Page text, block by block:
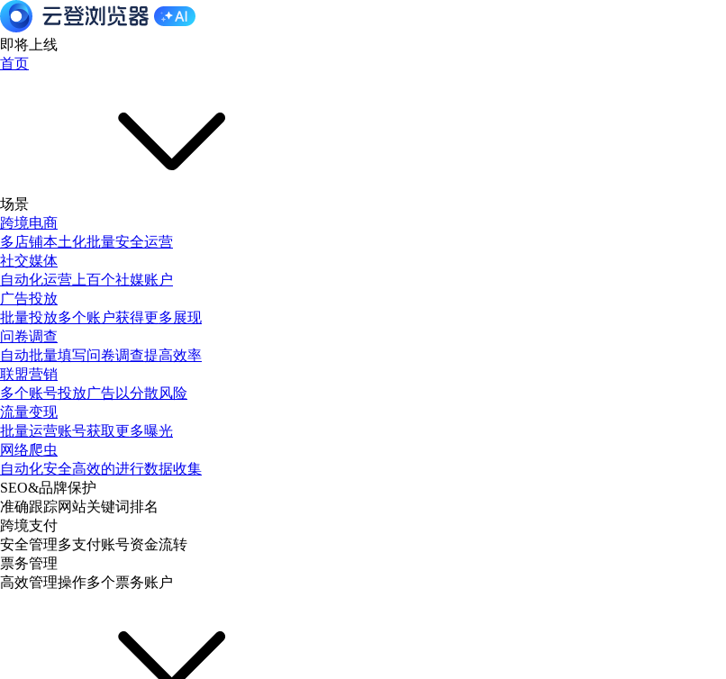
即将上线
首页
场景
跨境电商
多店铺本土化批量安全运营
社交媒体
自动化运营上百个社媒账户
广告投放
批量投放多个账户获得更多展现
问卷调查
自动批量填写问卷调查提高效率
联盟营销
多个账号投放广告以分散风险
流量变现
批量运营账号获取更多曝光
网络爬虫
自动化安全高效的进行数据收集
SEO&品牌保护
准确跟踪网站关键词排名
跨境支付
安全管理多支付账号资金流转
票务管理
高效管理操作多个票务账户